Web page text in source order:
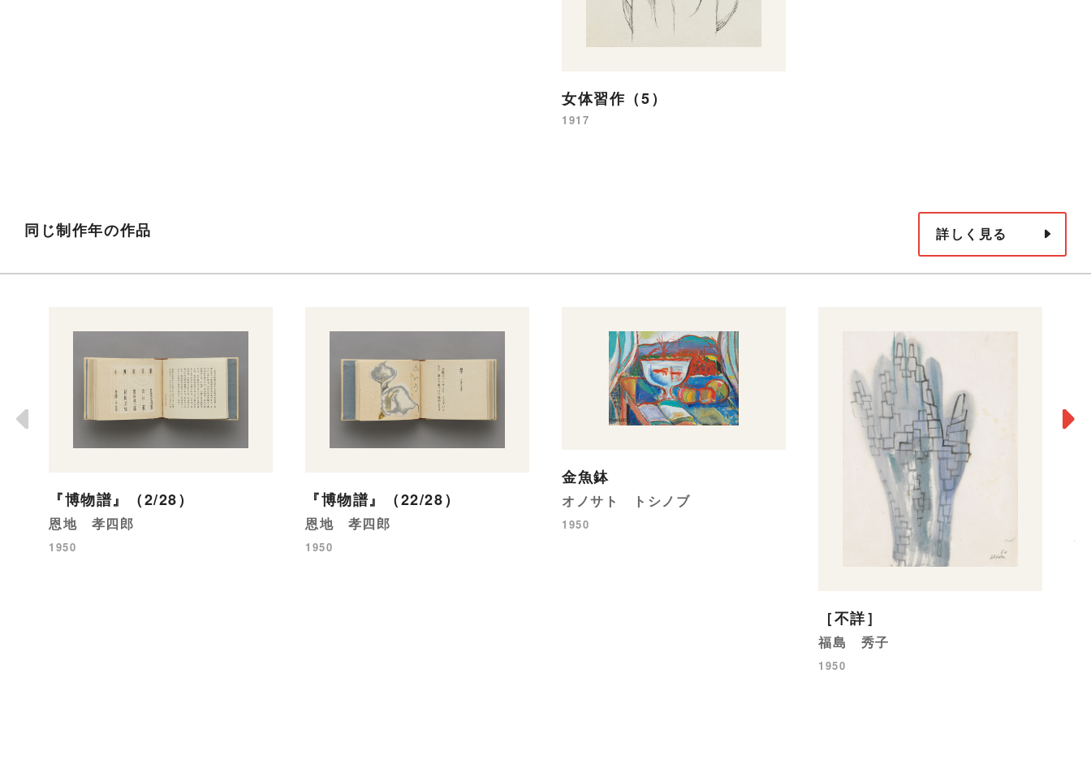
女体習作（5）
1917
同じ制作年の作品 詳しく見る
『博物譜』（2/28）
恩地 孝四郎
1950
『博物譜』（22/28）
恩地 孝四郎
1950
金魚鉢
オノサト トシノブ
1950
［不詳］
福島 秀子
1950